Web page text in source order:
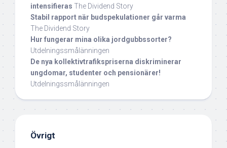
intensifieras The Dividend Story
Stabil rapport när budspekulationer går varma
The Dividend Story
Hur fungerar mina olika jordgubbssorter?
Utdelningssmålänningen
De nya kollektivtrafikspriserna diskriminerar
ungdomar, studenter och pensionärer!
Utdelningssmålänningen
Övrigt